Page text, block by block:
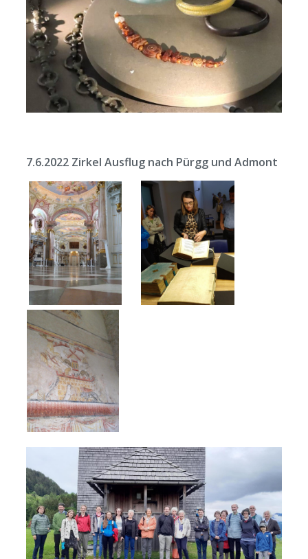
7.6.2022 Zirkel Ausflug nach Pürgg und Admont